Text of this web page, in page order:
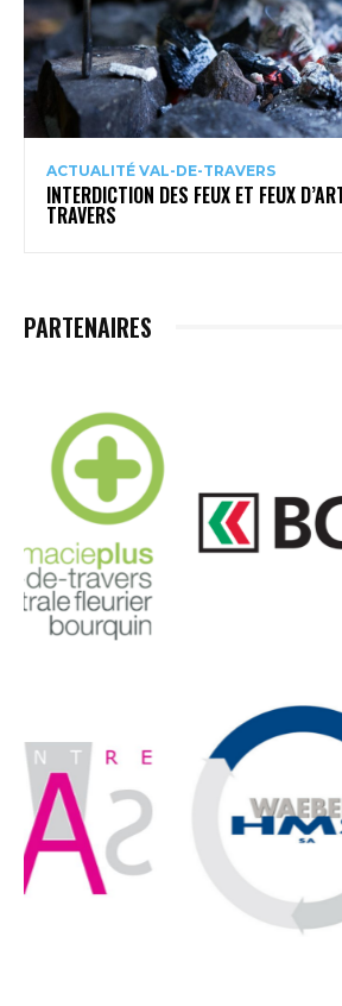
ACTUALITÉ VAL-DE-TRAVERS
INTERDICTION DES FEUX ET FEUX
TRAVERS
PARTENAIRES